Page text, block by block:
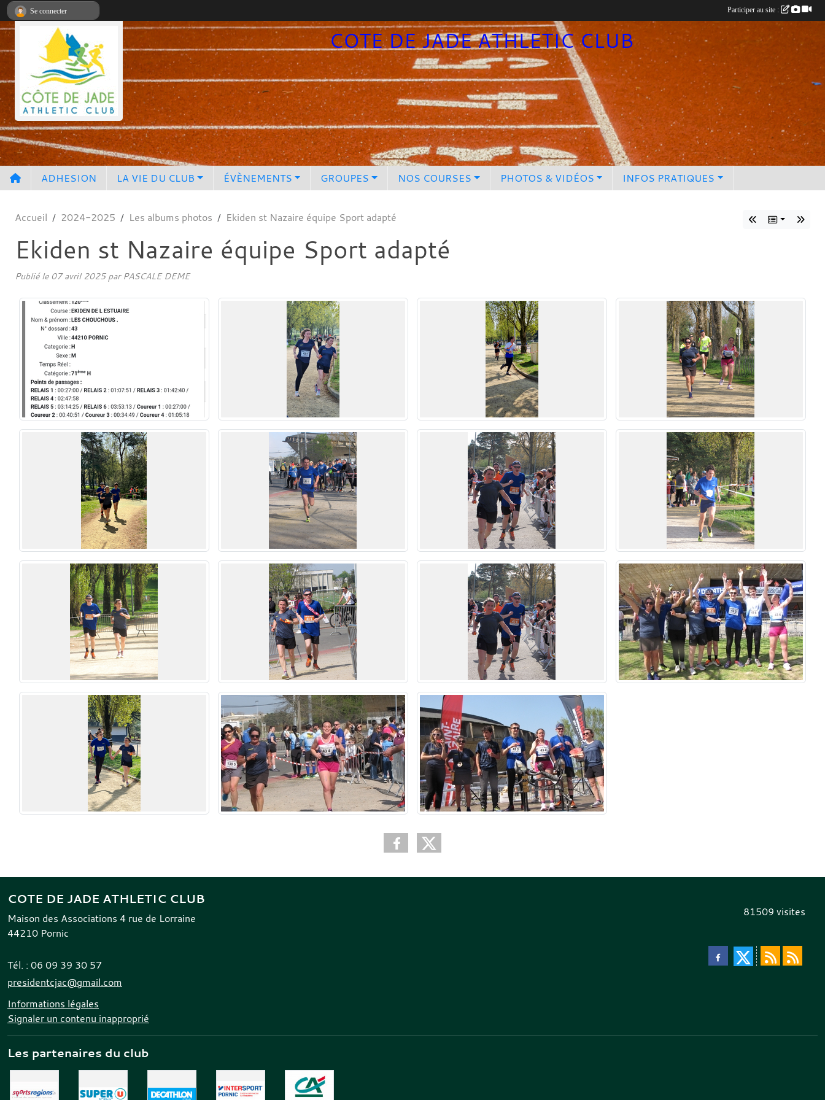
COTE DE JADE ATHLETIC CLUB
ADHESION LA VIE DU CLUB ÉVÈNEMENTS GROUPES NOS COURSES PHOTOS & VIDÉOS INFOS PRATIQUES
Accueil 2024-2025 Les albums photos Ekiden st Nazaire équipe Sport adapté
Ekiden st Nazaire équipe Sport adapté
Publié le 07 avril 2025par PASCALE DEME
COTE DE JADE ATHLETIC CLUB
Maison des Associations 4 rue de Lorraine
44210 Pornic
Tél. : 06 09 39 30 57
presidentcjac@gmail.com
Informations légales
Signaler un contenu inapproprié
81509 visites
Les partenaires du club
Se connecter Participer au site :
Panneau de gestion des cookies